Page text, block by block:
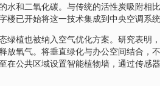
水和二氧化碳。与传统的活性炭吸附相
楼已开始将这一技术集成到中央空调系
绿植也被纳入空气优化方案。研究表明
放氧气。将垂直绿化与办公空间结合，
在公共区域设置智能植物墙，通过传感